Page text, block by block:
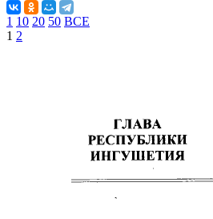
1 10 20 50 ВСЕ
1 2